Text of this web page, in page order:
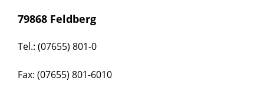
79868 Feldberg
Tel.: (07655) 801-0
Fax: (07655) 801-6010